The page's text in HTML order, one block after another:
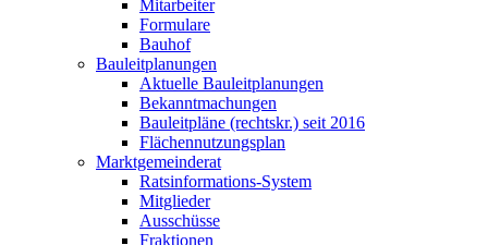
Mitarbeiter
Formulare
Bauhof
Bauleitplanungen
Aktuelle Bauleitplanungen
Bekanntmachungen
Bauleitpläne (rechtskr.) seit 2016
Flächennutzungsplan
Marktgemeinderat
Ratsinformations-System
Mitglieder
Ausschüsse
Fraktionen